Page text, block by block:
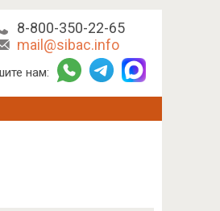
8-800-350-22-65
mail@sibac.info
нам: